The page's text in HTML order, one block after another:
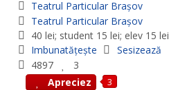
Teatrul Particular Braşov
Teatrul Particular Braşov
40 lei; student 15 lei; elev 15 lei
Imbunatățește
Sesizează
4897
3
Apreciez
3